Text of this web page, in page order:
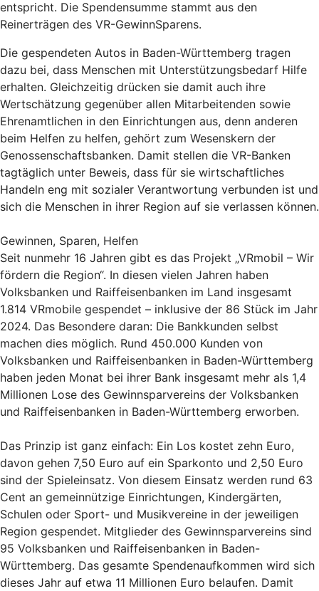
entspricht. Die Spendensumme stammt aus den
Reinerträgen des VR-GewinnSparens.
Die gespendeten Autos in Baden-Württemberg tragen
dazu bei, dass Menschen mit Unterstützungsbedarf Hilfe
erhalten. Gleichzeitig drücken sie damit auch ihre
Wertschätzung gegenüber allen Mitarbeitenden sowie
Ehrenamtlichen in den Einrichtungen aus, denn anderen
beim Helfen zu helfen, gehört zum Wesenskern der
Genossenschaftsbanken. Damit stellen die VR-Banken
tagtäglich unter Beweis, dass für sie wirtschaftliches
Handeln eng mit sozialer Verantwortung verbunden ist und
sich die Menschen in ihrer Region auf sie verlassen können.
Gewinnen, Sparen, Helfen
Seit nunmehr 16 Jahren gibt es das Projekt „VRmobil – Wir
fördern die Region“. In diesen vielen Jahren haben
Volksbanken und Raiffeisenbanken im Land insgesamt
1.814 VRmobile gespendet – inklusive der 86 Stück im Jahr
2024. Das Besondere daran: Die Bankkunden selbst
machen dies möglich. Rund 450.000 Kunden von
Volksbanken und Raiffeisenbanken in Baden-Württemberg
haben jeden Monat bei ihrer Bank insgesamt mehr als 1,4
Millionen Lose des Gewinnsparvereins der Volksbanken
und Raiffeisenbanken in Baden-Württemberg erworben.
Das Prinzip ist ganz einfach: Ein Los kostet zehn Euro,
davon gehen 7,50 Euro auf ein Sparkonto und 2,50 Euro
sind der Spieleinsatz. Von diesem Einsatz werden rund 63
Cent an gemeinnützige Einrichtungen, Kindergärten,
Schulen oder Sport- und Musikvereine in der jeweiligen
Region gespendet. Mitglieder des Gewinnsparvereins sind
95 Volksbanken und Raiffeisenbanken in Baden-
Württemberg. Das gesamte Spendenaufkommen wird sich
dieses Jahr auf etwa 11 Millionen Euro belaufen. Damit